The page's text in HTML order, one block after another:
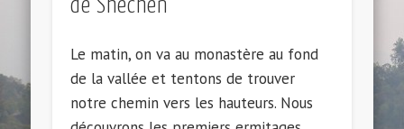
de Shechen
Le matin, on va au monastère au fond
de la vallée et tentons de trouver
notre chemin vers les hauteurs. Nous